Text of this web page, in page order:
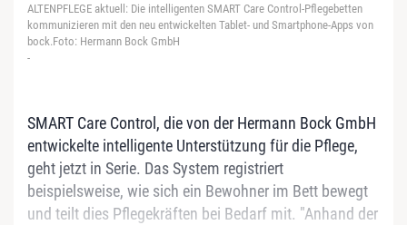
ALTENPFLEGE aktuell: Die intelligenten SMART Care Control-Pflegebetten
kommunizieren mit den neu entwickelten Tablet- und Smartphone-Apps von
bock.Foto: Hermann Bock GmbH
-
SMART Care Control, die von der Hermann Bock GmbH
entwickelte intelligente Unterstützung für die Pflege,
geht jetzt in Serie. Das System registriert
beispielsweise, wie sich ein Bewohner im Bett bewegt
und teilt dies Pflegekräften bei Bedarf mit. "Anhand der